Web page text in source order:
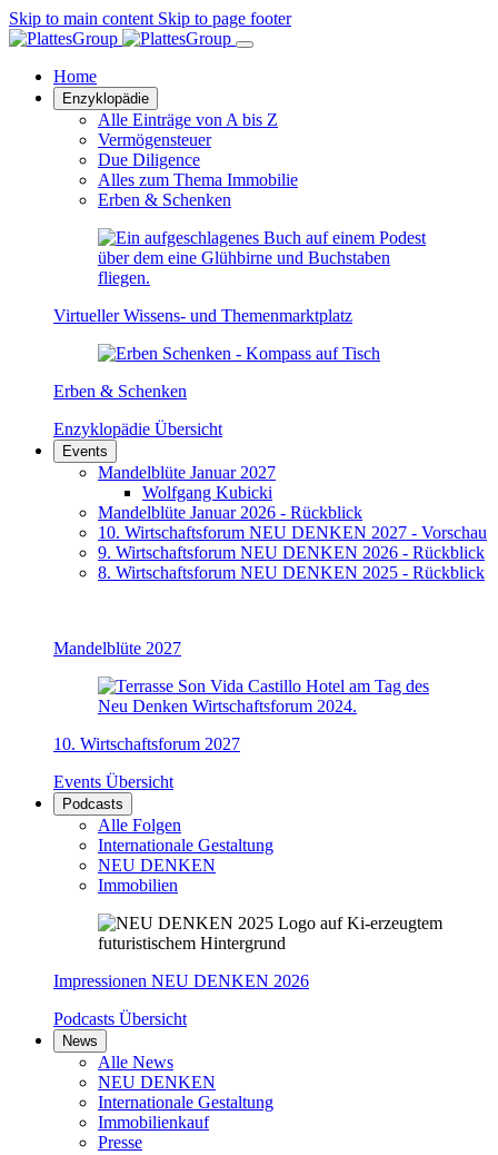
Skip to main content Skip to page footer
Home
Enzyklopädie
Alle Einträge von A bis Z
Vermögensteuer
Due Diligence
Alles zum Thema Immobilie
Erben & Schenken
Virtueller Wissens- und Themenmarktplatz
Erben & Schenken
Enzyklopädie Übersicht
Events
Mandelblüte Januar 2027
Wolfgang Kubicki
Mandelblüte Januar 2026 - Rückblick
10. Wirtschaftsforum NEU DENKEN 2027 - Vorschau
9. Wirtschaftsforum NEU DENKEN 2026 - Rückblick
8. Wirtschaftsforum NEU DENKEN 2025 - Rückblick
Mandelblüte 2027
10. Wirtschaftsforum 2027
Events Übersicht
Podcasts
Alle Folgen
Internationale Gestaltung
NEU DENKEN
Immobilien
Impressionen NEU DENKEN 2026
Podcasts Übersicht
News
Alle News
NEU DENKEN
Internationale Gestaltung
Immobilienkauf
Presse